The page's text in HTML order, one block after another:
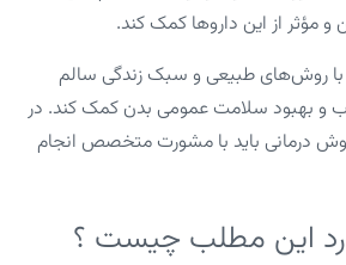
و مؤثر از این داروها کمک کند.
با روش‌های طبیعی و سبک زندگی سالم
و بهبود سلامت عمومی بدن کمک کند. در
درمانی باید با مشورت متخصص انجام
این مطلب چیست ؟